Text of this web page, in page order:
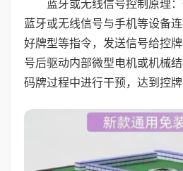
蓝牙或无线信号控制原理
蓝牙或无线信号与手机等设备
好牌型等指令，发送信号给控
号后驱动内部微型电机或机械结
码牌过程中进行干预，达到控牌